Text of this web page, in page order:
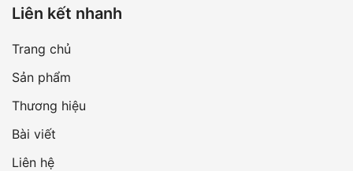
Liên kết nhanh
Trang chủ
Sản phẩm
Thương hiệu
Bài viết
Liên hệ